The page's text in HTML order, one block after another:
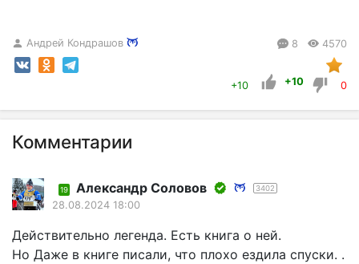
Андрей Кондрашов 8 4570
+10 +10 0
Комментарии
19 Александр Соловов 3402
28.08.2024 18:00
Действительно легенда. Есть книга о ней.
Но Даже в книге писали, что плохо ездила спуски. .